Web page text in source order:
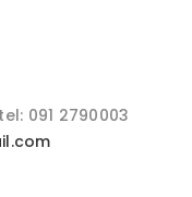
091 2790003